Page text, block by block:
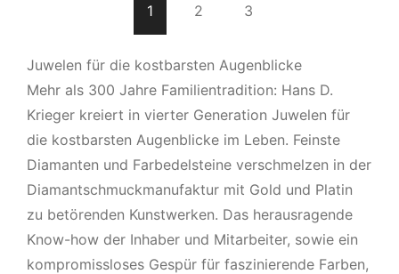
1 2 3
Juwelen für die kostbarsten Augenblicke
Mehr als 300 Jahre Familientradition: Hans D.
Krieger kreiert in vierter Generation Juwelen für
die kostbarsten Augenblicke im Leben. Feinste
Diamanten und Farbedelsteine verschmelzen in der
Diamantschmuckmanufaktur mit Gold und Platin
zu betörenden Kunstwerken. Das herausragende
Know-how der Inhaber und Mitarbeiter, sowie ein
kompromissloses Gespür für faszinierende Farben,